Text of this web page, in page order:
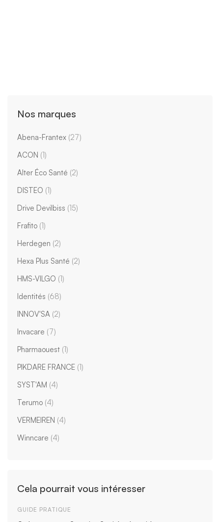
Nos marques
Abena-Frantex (27)
ACON (1)
Alter Éco Santé (2)
DISTEO (1)
Drive Devilbiss (15)
Frafito (1)
Herdegen (2)
Hexa Plus Santé (2)
HMS-VILGO (1)
Identités (68)
INNOV'SA (2)
Invacare (7)
Pharmaouest (1)
PIKDARE FRANCE (1)
SYST'AM (4)
Terumo (4)
VERMEIREN (4)
Winncare (4)
Cela pourrait vous intéresser
GUIDE PRATIQUE